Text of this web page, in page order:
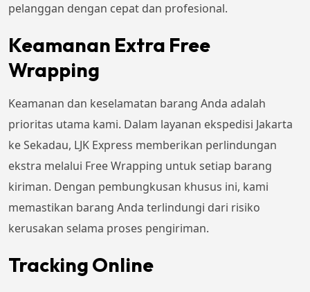
pelanggan dengan cepat dan profesional.
Keamanan Extra Free
Wrapping
Keamanan dan keselamatan barang Anda adalah
prioritas utama kami. Dalam layanan ekspedisi Jakarta
ke Sekadau, LJK Express memberikan perlindungan
ekstra melalui Free Wrapping untuk setiap barang
kiriman. Dengan pembungkusan khusus ini, kami
memastikan barang Anda terlindungi dari risiko
kerusakan selama proses pengiriman.
Tracking Online